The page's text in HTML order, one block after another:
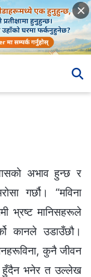
अभाव हुन्छ र
गर्छौ। “मविना
भ्रष्ट मानिसहरूले
कानले उडाउँछौ।
कुनै जीवन
हुँदैन भनेर त उल्‍लेख